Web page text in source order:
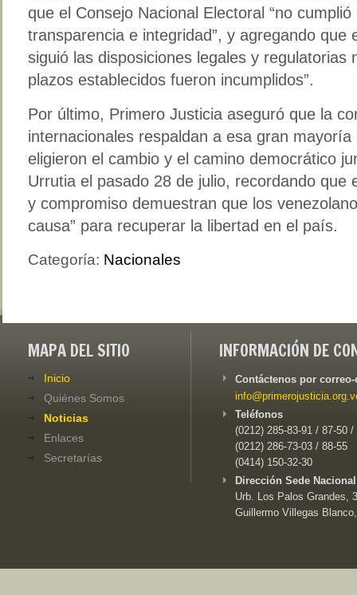
que el Consejo Nacional Electoral “no
transparencia e integridad”, y agregando que
siguió las disposiciones legales y regulatorias
plazos establecidos fueron incumplidos”.
Por último, Primero Justicia aseguró que la
internacionales respaldan a esa gran
eligieron el cambio y el camino democrático
Urrutia el pasado 28 de julio, recordando que
y compromiso demuestran que los
causa” para recuperar la libertad en el país.
Categoría: Nacionales
MAPA DEL SITIO
Inicio
Quiénes Somos
Noticias
Enlaces
Secretarías
INFORMACIÓN DE
Contáctenos por
Teléfonos
(0212) 285-83-91 / 87-50 /
(0212) 286-73-03 / 88-55
(0414) 150-32-30
Dirección Sede
Urb. Los Palos Grandes,
Guillermo Villegas